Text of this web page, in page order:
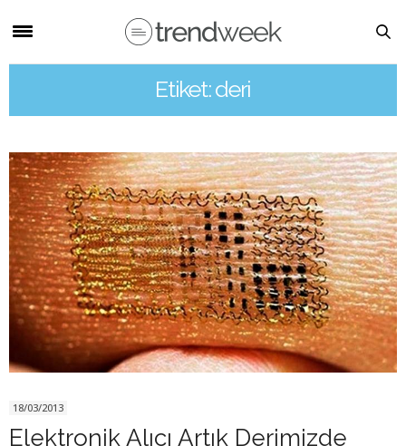
Etiket: deri
18/03/2013
Elektronik Alıcı Artık Derimizde